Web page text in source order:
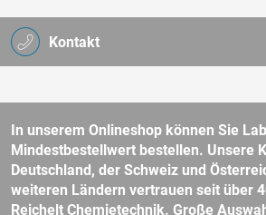
Kontakt
In unserem Onlineshop können Sie
Mindestbestellwert bestellen. Unsere
Deutschland, der Schweiz und
weiteren Ländern vertrauen seit über
Reichelt Chemietechnik. Große